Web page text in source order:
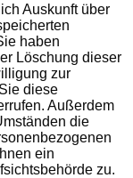
Auskunft über
haben
Löschung dieser
zur
diese
Außerdem
die
ein
zu.